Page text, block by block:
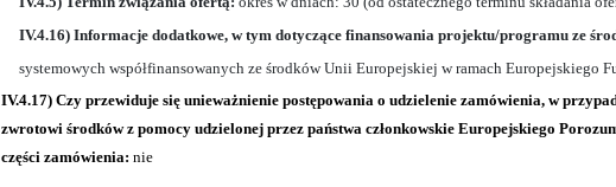
IV.4.16) Informacje dodatkowe, w tym dotyczące finansowania projektu/programu ze
systemowych współfinansowanych ze środków Unii Europejskiej w ramach Europejskiego
IV.4.17) Czy przewiduje się unieważnienie postępowania o udzielenie zamówienia, w
zwrotowi środków z pomocy udzielonej przez państwa członkowskie Europejskiego
części zamówienia: nie